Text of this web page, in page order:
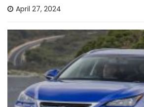
April 27, 2024